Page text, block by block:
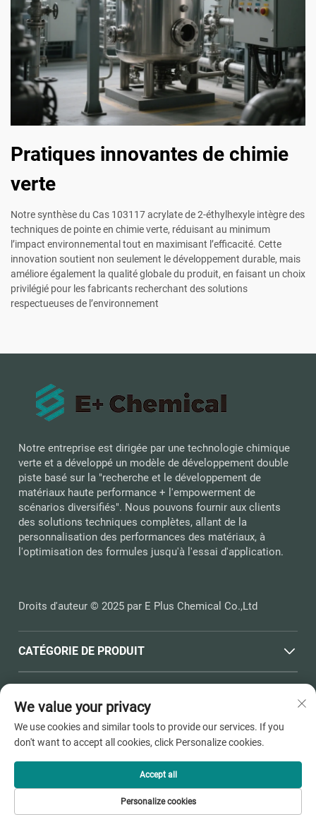
Pratiques innovantes de chimie
verte
Notre synthèse du Cas 103117 acrylate de 2-éthylhexyle intègre des
techniques de pointe en chimie verte, réduisant au minimum
l’impact environnemental tout en maximisant l’efficacité. Cette
innovation soutient non seulement le développement durable, mais
améliore également la qualité globale du produit, en faisant un choix
privilégié pour les fabricants recherchant des solutions
respectueuses de l’environnement
Notre entreprise est dirigée par une technologie chimique
verte et a développé un modèle de développement double
piste basé sur la "recherche et le développement de
matériaux haute performance + l'empowerment de
scénarios diversifiés". Nous pouvons fournir aux clients
des solutions techniques complètes, allant de la
personnalisation des performances des matériaux, à
l'optimisation des formules jusqu'à l'essai d'application.
Droits d'auteur © 2025 par E Plus Chemical Co.,Ltd
CATÉGORIE DE PRODUIT
COORDONNÉES
Office add : N° 398, Route Haichen, Ville de Pinghu, Towne
de Dushangang, Ville de Jiaxing, Province du Zhejiang
E-mail :[email protected]
+86-13736810910
We value your privacy
We use cookies and similar tools to provide our services. If you
don't want to accept all cookies, click Personalize cookies.
Personalize cookies
Accept all